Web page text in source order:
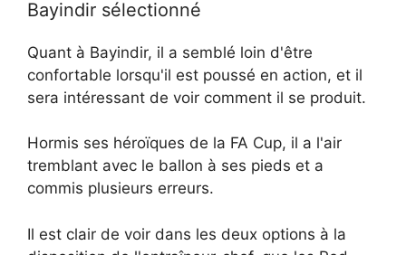
Bayindir sélectionné
Quant à Bayindir, il a semblé loin d'être
confortable lorsqu'il est poussé en action, et il
sera intéressant de voir comment il se produit.
Hormis ses héroïques de la FA Cup, il a l'air
tremblant avec le ballon à ses pieds et a
commis plusieurs erreurs.
Il est clair de voir dans les deux options à la